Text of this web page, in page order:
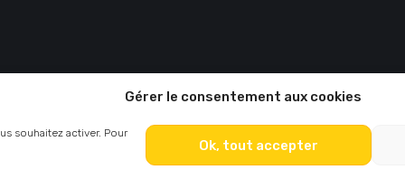
Gérer le consentement aux cookies
souhaitez activer. Pour
Ok, tout accepter
© 2026 Wezin-it. Site :Le Polygraphe. Tous droits